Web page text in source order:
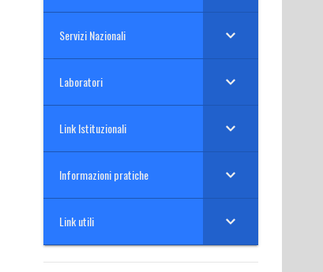
Servizi Nazionali
Laboratori
Link Istituzionali
Informazioni pratiche
Link utili